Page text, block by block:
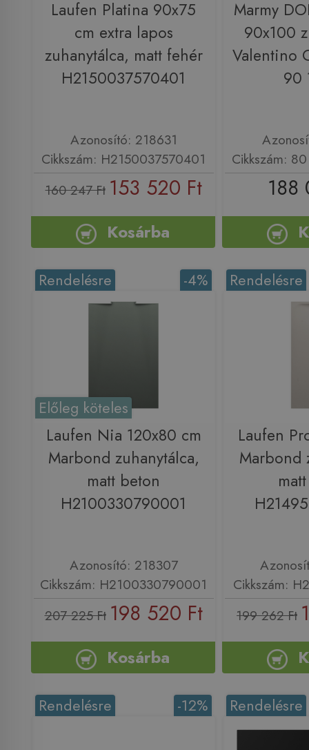
Laufen Platina 90x75
cm extra lapos
zuhanytálca, matt fehér
H2150037570401
Azonosító: 218631
Cikkszám: H2150037570401
160 247 Ft 153 520 Ft
Kosárba
Marmy
90x100
Valentino
90
Cikkszám:
188
-4%
Rendelésre
Előleg köteles
Laufen Nia 120x80 cm
Marbond zuhanytálca,
matt beton
H2100330790001
Azonosító: 218307
Cikkszám: H2100330790001
207 225 Ft 198 520 Ft
Kosárba
Rendelésre
Laufen
Marbond
Cikkszám:
199 262 Ft
-12%
Rendelésre Rendelésre